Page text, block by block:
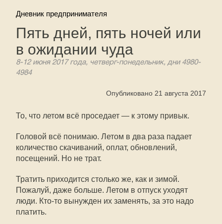
Дневник предпринимателя
Пять дней, пять ночей или
в ожидании чуда
8-12 июня 2017 года, четверг-понедельник, дни 4980-
4984
Опубликовано 21 августа 2017
То, что летом всё проседает — к этому привык.
Головой всё понимаю. Летом в два раза падает
количество скачиваний, оплат, обновлений,
посещений. Но не трат.
Тратить приходится столько же, как и зимой.
Пожалуй, даже больше. Летом в отпуск уходят
люди. Кто-то вынужден их заменять, за это надо
платить.